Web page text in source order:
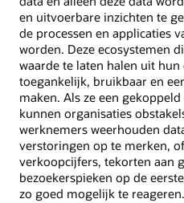
en uitvoerbare inzichten te
de processen en applicaties
worden. Deze ecosystemen
waarde te laten halen uit
toegankelijk, bruikbaar en
maken. Als ze een
kunnen organisaties
werknemers weerhouden
verstoringen op te merken,
verkoopcijfers, tekorten aan
bezoekerspieken op de
zo goed mogelijk te reageren.